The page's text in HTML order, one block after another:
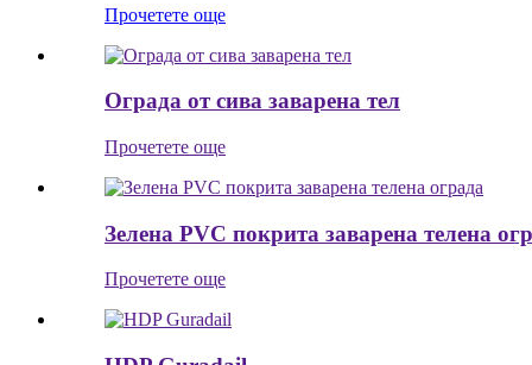
Прочетете още
Ограда от сива заварена тел
Прочетете още
Зелена PVC покрита заварена телена
Прочетете още